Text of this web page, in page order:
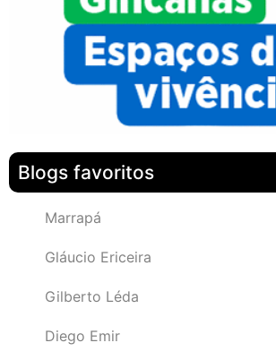
Blogs favoritos
Marrapá
Gláucio Ericeira
Gilberto Léda
Diego Emir